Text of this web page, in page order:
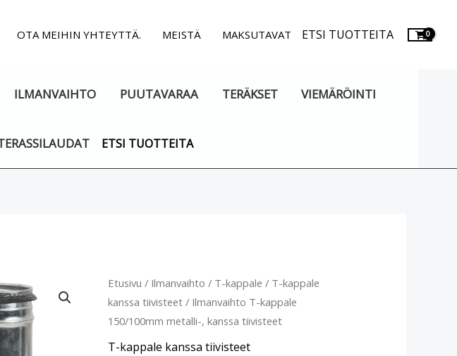
OTA MEIHIN YHTEYTTÄ. MEISTÄ MAKSUTAVAT ETSI TUOTTEITA
ILMANVAIHTO PUUTAVARAA TERÄKSET VIEMÄRÖINTI
ETSI TUOTTEITA
Etusivu / Ilmanvaihto / T-kappale / T-kappale
kanssa tiivisteet / Ilmanvaihto T-kappale
150/100mm metalli-, kanssa tiivisteet
T-kappale kanssa tiivisteet
Ilmanvaihto
T-
kappale
150/100mm